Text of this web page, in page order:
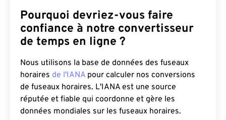
Pourquoi devriez-vous faire
confiance à notre convertisseur
de temps en ligne ?
Nous utilisons la base de données des fuseaux
horaires de l'IANA pour calculer nos conversions
de fuseaux horaires. L'IANA est une source
réputée et fiable qui coordonne et gère les
données mondiales sur les fuseaux horaires.